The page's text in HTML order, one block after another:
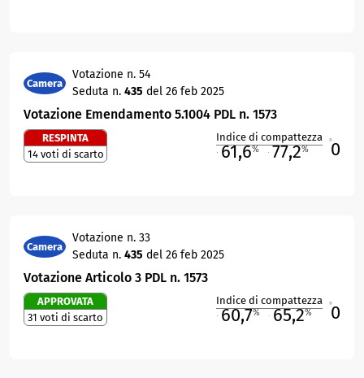
Camera
Votazione n. 54
Seduta n. 435 del 26 feb 2025
Votazione Emendamento 5.1004 PDL n. 1573
RESPINTA
14 voti di scarto
Indice di compattezza
61,6% 77,2% 0
Camera
Votazione n. 33
Seduta n. 435 del 26 feb 2025
Votazione Articolo 3 PDL n. 1573
APPROVATA
31 voti di scarto
Indice di compattezza
60,7% 65,2% 0